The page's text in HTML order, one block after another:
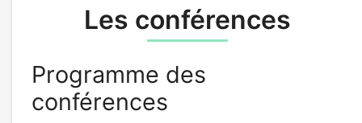
Les conférences
Programme des
conférences